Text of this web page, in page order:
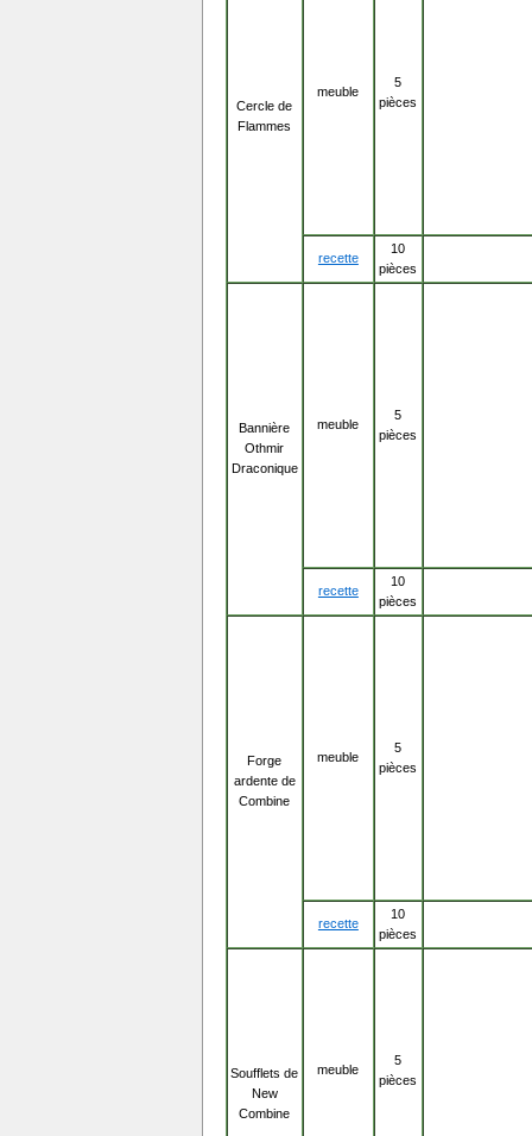
Cercle de
Flammes
meuble
5
pièces
recette
10
pièces
Bannière
Othmir
Draconique
meuble
5
pièces
recette
10
pièces
Forge
ardente de
Combine
meuble
5
pièces
recette
10
pièces
Soufflets de
New
Combine
meuble
5
pièces